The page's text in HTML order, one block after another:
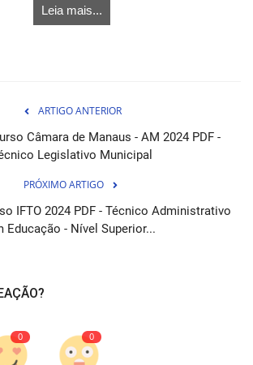
Leia mais...
ARTIGO ANTERIOR
Câmara de Manaus - AM 2024 PDF -
Legislativo Municipal
PRÓXIMO ARTIGO
IFTO 2024 PDF - Técnico Administrativo
Educação - Nível Superior...
0 0